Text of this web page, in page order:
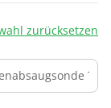
zurücksetzen